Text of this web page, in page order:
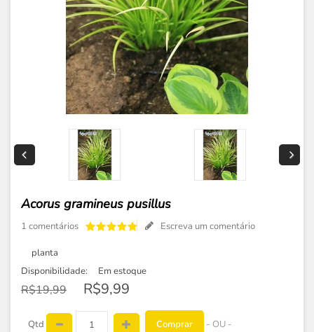
Acorus gramineus pusillus
1 comentários Escreva um comentário
planta
Disponibilidade:
Em estoque
R$19,99 R$9,99
Qtd Comprar - OU -